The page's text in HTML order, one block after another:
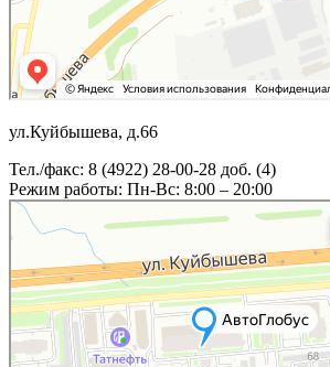
ул.Куйбышева, д.66
Тел./факс: 8 (4922) 28-00-28 доб. (4)
Режим работы: Пн-Вс: 8:00 – 20:00